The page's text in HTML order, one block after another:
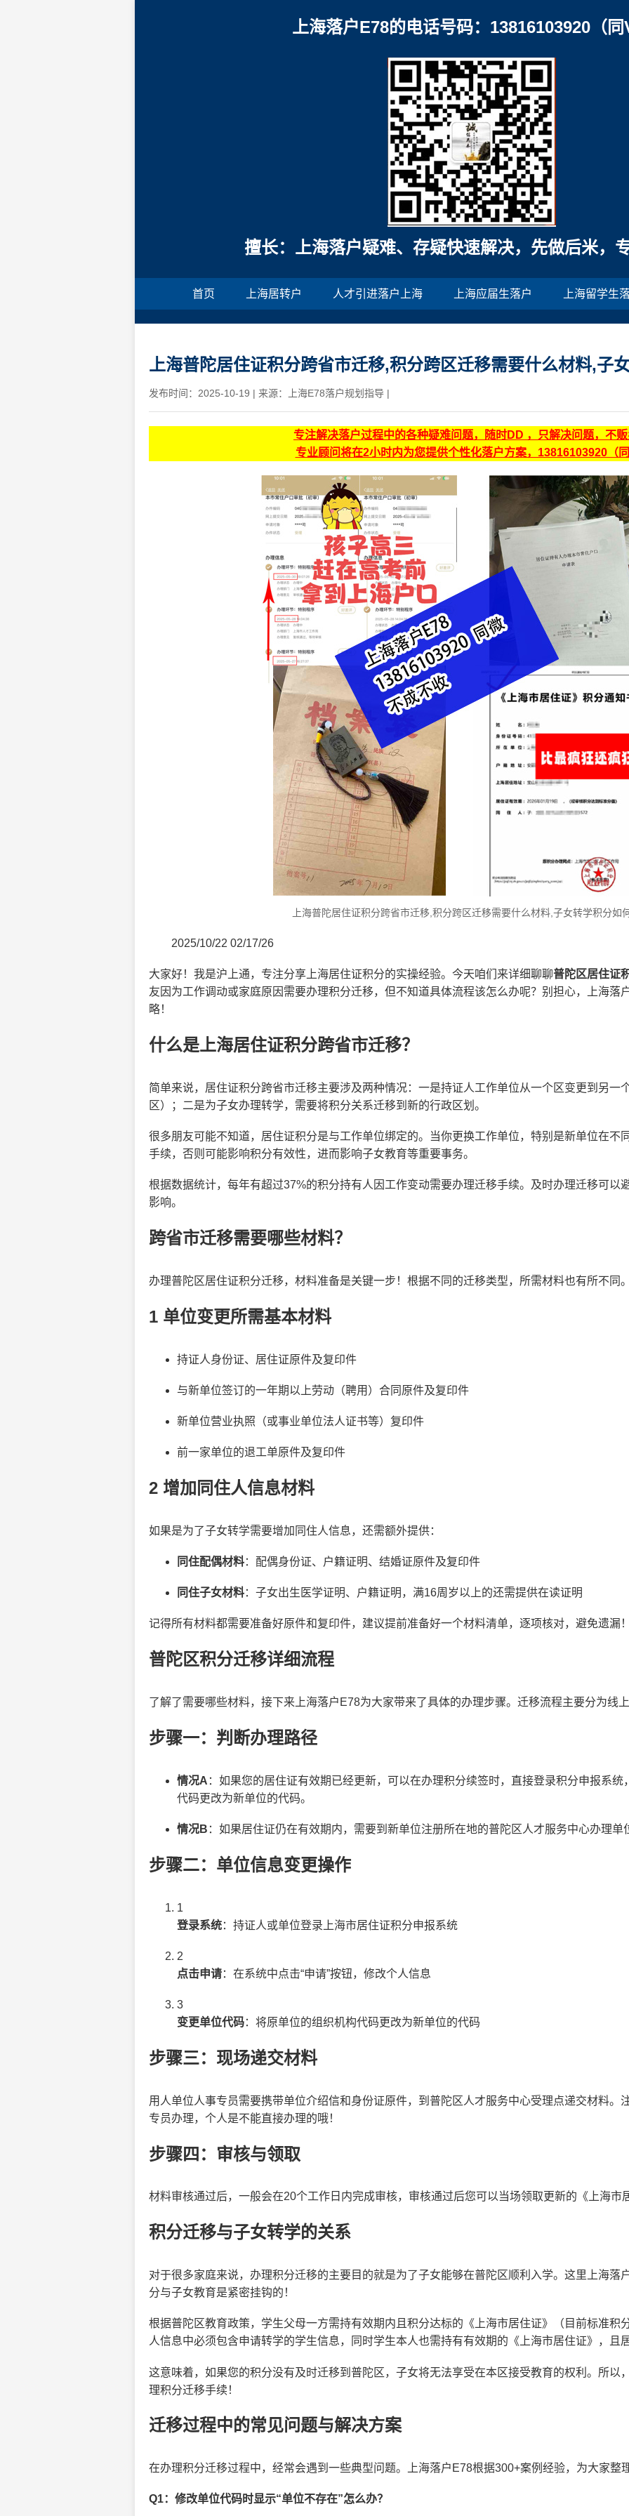
上海落户E78的电话号码：13816103920（同
擅长：上海落户疑难、存疑快速解决，先做后米，
首页 上海居转户 人才引进落户上海 上海应届生落户 上海留学生
上海普陀居住证积分跨省市迁移,积分跨区迁移需要什么材料,子
发布时间：2025-10-19 | 来源：上海E78落户规划指导 |
专注解决落户过程中的各种疑难问题，随时DD ，只解决问题，不
专业顾问将在2小时内为您提供个性化落户方案，13816103920（
上海普陀居住证积分跨省市迁移,积分跨区迁移需要什么材料,子女转学积分如
2025/10/22 02/17/26
大家好！我是沪上通，专注分享上海居住证积分的实操经验。今天咱们来详细聊聊普陀区居住证
友因为工作调动或家庭原因需要办理积分迁移，但不知道具体流程该怎么办呢？别担心，上海落
略！
什么是上海居住证积分跨省市迁移？
简单来说，居住证积分跨省市迁移主要涉及两种情况：一是持证人工作单位从一个区变更到另一
区）；二是为子女办理转学，需要将积分关系迁移到新的行政区划。
很多朋友可能不知道，居住证积分是与工作单位绑定的。当你更换工作单位，特别是新单位在不
手续，否则可能影响积分有效性，进而影响子女教育等重要事务。
根据数据统计，每年有超过37%的积分持有人因工作变动需要办理迁移手续。及时办理迁移可以
影响。
跨省市迁移需要哪些材料？
办理普陀区居住证积分迁移，材料准备是关键一步！根据不同的迁移类型，所需材料也有所不同
1 单位变更所需基本材料
持证人身份证、居住证原件及复印件
与新单位签订的一年期以上劳动（聘用）合同原件及复印件
新单位营业执照（或事业单位法人证书等）复印件
前一家单位的退工单原件及复印件
2 增加同住人信息材料
如果是为了子女转学需要增加同住人信息，还需额外提供：
同住配偶材料：配偶身份证、户籍证明、结婚证原件及复印件
同住子女材料：子女出生医学证明、户籍证明，满16周岁以上的还需提供在读证明
记得所有材料都需要准备好原件和复印件，建议提前准备好一个材料清单，逐项核对，避免遗漏
普陀区积分迁移详细流程
了解了需要哪些材料，接下来上海落户E78为大家带来了具体的办理步骤。迁移流程主要分为线
步骤一：判断办理路径
情况A ：如果您的居住证有效期已经更新，可以在办理积分续签时，直接登录积分申报系
代码更改为新单位的代码。
情况B ：如果居住证仍在有效期内，需要到新单位注册所在地的普陀区人才服务中心办理单
步骤二：单位信息变更操作
1
登录系统：持证人或单位登录上海市居住证积分申报系统
2
点击申请：在系统中点击“申请”按钮，修改个人信息
3
变更单位代码：将原单位的组织机构代码更改为新单位的代码
步骤三：现场递交材料
用人单位人事专员需要携带单位介绍信和身份证原件，到普陀区人才服务中心受理点递交材料。
专员办理，个人是不能直接办理的哦！
步骤四：审核与领取
材料审核通过后，一般会在20个工作日内完成审核，审核通过后您可以当场领取更新的《上海市
积分迁移与子女转学的关系
对于很多家庭来说，办理积分迁移的主要目的就是为了子女能够在普陀区顺利入学。这里上海落
分与子女教育是紧密挂钩的！
根据普陀区教育政策，学生父母一方需持有效期内且积分达标的《上海市居住证》（目前标准积
人信息中必须包含申请转学的学生信息，同时学生本人也需持有有效期的《上海市居住证》，且
这意味着，如果您的积分没有及时迁移到普陀区，子女将无法享受在本区接受教育的权利。所以
理积分迁移手续！
迁移过程中的常见问题与解决方案
在办理积分迁移过程中，经常会遇到一些典型问题。上海落户E78根据300+案例经验，为大家整
Q1：修改单位代码时显示“单位不存在”怎么办？